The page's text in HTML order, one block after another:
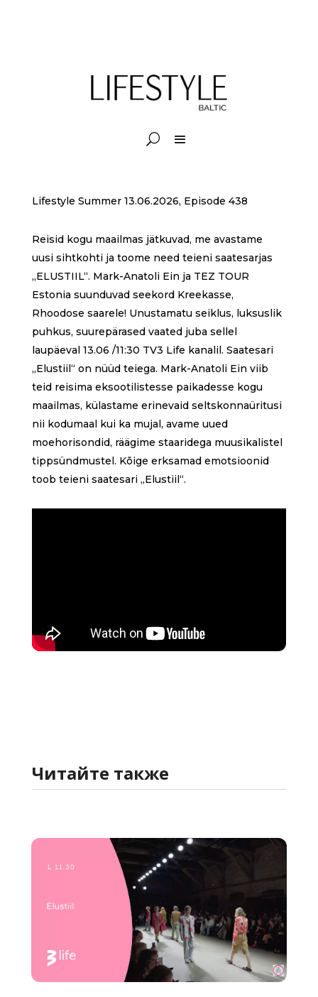
Lifestyle Summer 13.06.2026, Episode 438
Reisid kogu maailmas jätkuvad, me avastame
uusi sihtkohti ja toome need teieni saatesarjas
„ELUSTIIL“. Mark-Anatoli Ein ja TEZ TOUR
Estonia suunduvad seekord Kreekasse,
Rhoodose saarele! Unustamatu seiklus, luksuslik
puhkus, suurepärased vaated juba sellel
laupäeval 13.06 /11:30 TV3 Life kanalil. Saatesari
„Elustiil“ on nüüd teiega. Mark-Anatoli Ein viib
teid reisima eksootilistesse paikadesse kogu
maailmas, külastame erinevaid seltskonnaüritusi
nii kodumaal kui ka mujal, avame uued
moehorisondid, räägime staaridega muusikalistel
tippsündmustel. Kõige erksamad emotsioonid
toob teieni saatesari „Elustiil“.
Читайте также